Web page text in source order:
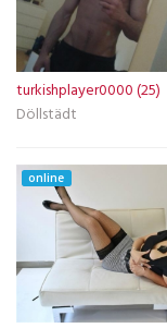
turkishplayer0000 (25)
Döllstädt
online